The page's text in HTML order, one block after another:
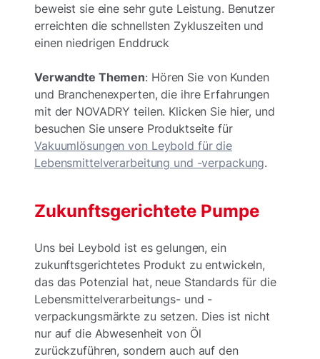
beweist sie eine sehr gute Leistung. Benutzer
erreichten die schnellsten Zykluszeiten und
einen niedrigen Enddruck
Verwandte Themen: Hören Sie von Kunden
und Branchenexperten, die ihre Erfahrungen
mit der NOVADRY teilen. Klicken Sie hier, und
besuchen Sie unsere Produktseite für
Vakuumlösungen von Leybold für die
Lebensmittelverarbeitung und -verpackung.
Zukunftsgerichtete Pumpe
Uns bei Leybold ist es gelungen, ein
zukunftsgerichtetes Produkt zu entwickeln,
das das Potenzial hat, neue Standards für die
Lebensmittelverarbeitungs- und -
verpackungsmärkte zu setzen. Dies ist nicht
nur auf die Abwesenheit von Öl
zurückzuführen, sondern auch auf den